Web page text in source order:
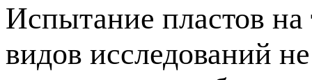
Испытание пластов
видов исследований